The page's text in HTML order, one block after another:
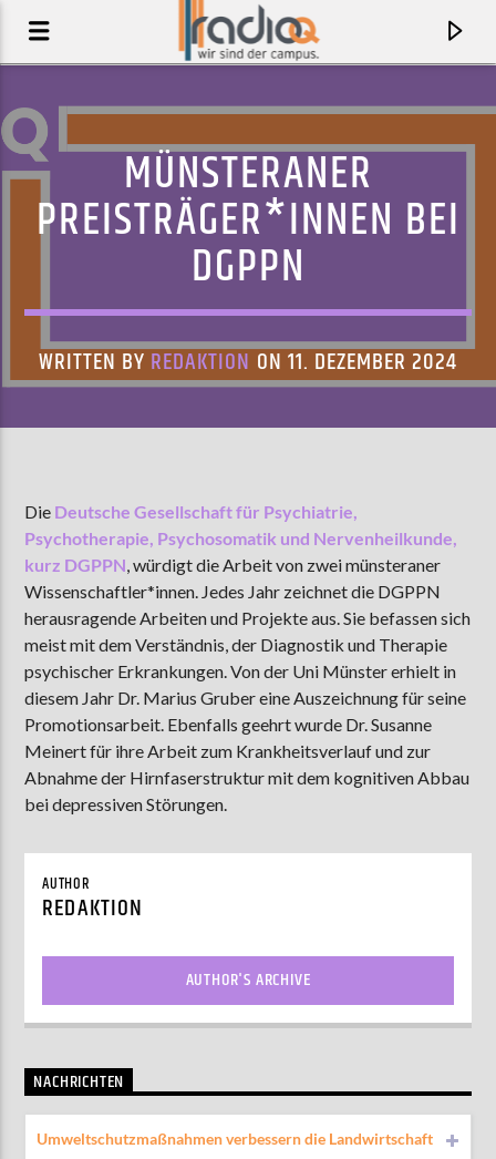
AKTUELLE SENDUNG
MOEBIUS
00:00 09:00
ZU HÖREN INMünster90,9 MHzSteinfurt 103,9 MHz
MÜNSTERANER
PREISTRÄGER*INNEN BEI
DGPPN
WRITTEN BY REDAKTION ON 11. DEZEMBER 2024
Die Deutsche Gesellschaft für Psychiatrie,
Psychotherapie, Psychosomatik und Nervenheilkunde,
kurz DGPPN, würdigt die Arbeit von zwei münsteraner
Wissenschaftler*innen. Jedes Jahr zeichnet die DGPPN
herausragende Arbeiten und Projekte aus. Sie befassen sich
meist mit dem Verständnis, der Diagnostik und Therapie
psychischer Erkrankungen. Von der Uni Münster erhielt in
diesem Jahr Dr. Marius Gruber eine Auszeichnung für seine
Promotionsarbeit. Ebenfalls geehrt wurde Dr. Susanne
Meinert für ihre Arbeit zum Krankheitsverlauf und zur
Abnahme der Hirnfaserstruktur mit dem kognitiven Abbau
bei depressiven Störungen.
AUTHOR
REDAKTION
AUTHOR'S ARCHIVE
NACHRICHTEN
Umweltschutzmaßnahmen verbessern die Landwirtschaft